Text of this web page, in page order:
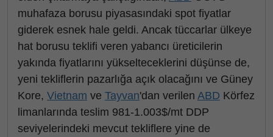
muhafaza borusu piyasasındaki spot fiyatlar
giderek esnek hale geldi. Ancak tüccarlar ülkeye
hat borusu teklifi veren yabancı üreticilerin
yakında fiyatlarını yükselteceklerini düşünse de,
yeni tekliflerin pazarlığa açık olacağını ve Güney
Kore, Vietnam ve Tayvan'dan verilen ABD Körfez
limanlarında teslim 981-1.003$/mt DDP
seviyelerindeki mevcut tekliflere yine de